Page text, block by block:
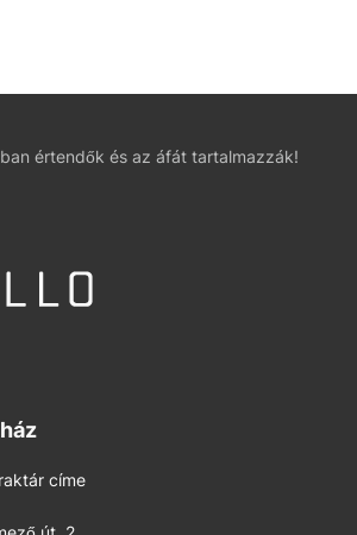
értendők és az áfát tartalmazzák!
címe